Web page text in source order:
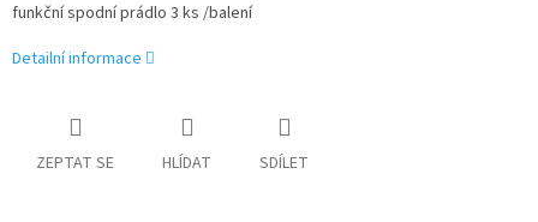
funkční spodní prádlo 3 ks /balení
Detailní informace
ZEPTAT SE HLÍDAT SDÍLET